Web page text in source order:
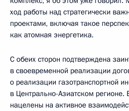
ход работы над стратегически
проектами, включая такое
как атомная энергетика.
С обеих сторон подтверждена
в своевременной реализации
о реализации газотранспортной
в Центрально-Азиатском
нацелены на активное